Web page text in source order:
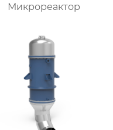
Микрореактор